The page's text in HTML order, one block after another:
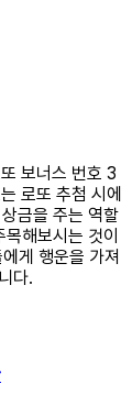
보너스 번호 3
로또 추첨 시에
금을 주는 역할
해보시는 것이
게 행운을 가져
다.